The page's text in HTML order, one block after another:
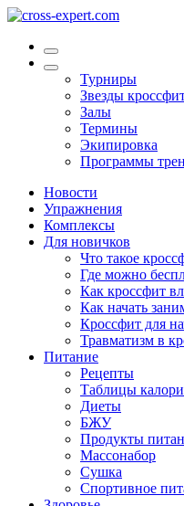
Турниры
Звезды
Залы
Термины
Экипировка
Программы
Новости
Упражнения
Комплексы
Для новичков
Что такое
Где можно
Как кроссфит
Как начать
Кроссфит для
Травматизм в
Питание
Рецепты
Таблицы
Диеты
БЖУ
Продукты
Массонабор
Сушка
Спортивное